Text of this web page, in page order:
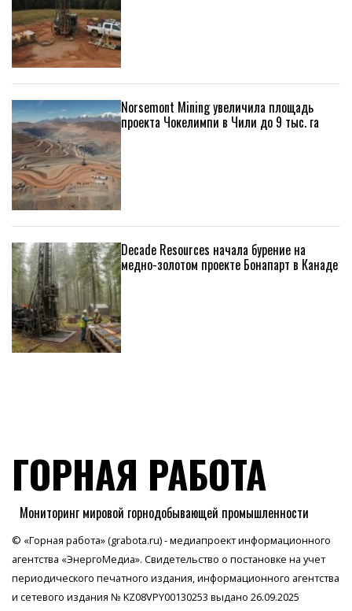
Norsemont Mining увеличила площадь
проекта Чокелимпи в Чили до 9 тыс. га
Decade Resources начала бурение на
медно-золотом проекте Бонапарт в Канаде
ГОРНАЯ РАБОТА
Мониторинг мировой горнодобывающей промышленности
© «Горная работа» (grabota.ru) - медиапроект информационного
агентства «ЭнергоМедиа». Свидетельство о постановке на учет
периодического печатного издания, информационного агентства
и сетевого издания № KZ08VPY00130253 выдано 26.09.2025